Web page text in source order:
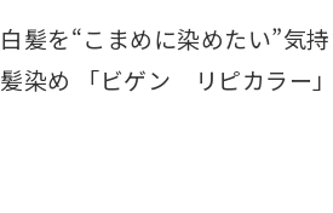
白髪を“こまめに染めたい”気
髪染め 「ビゲン リピカラー